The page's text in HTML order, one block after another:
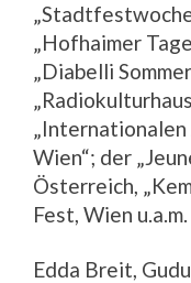
„Hofhaimer
„Diabelli
Wien“; der
Österreich,
Fest, Wien u.a.m.
Edda Breit,